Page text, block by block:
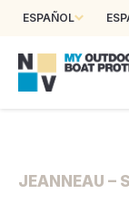
ESPAÑOL
JEANNEAU –